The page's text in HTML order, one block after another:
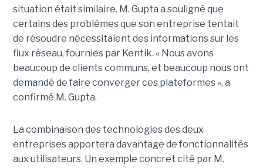
situation était similaire. M. Gupta a souligné que
certains des problèmes que son entreprise tentait
de résoudre nécessitaient des informations sur les
flux réseau, fournies par Kentik. « Nous avons
beaucoup de clients communs, et beaucoup nous ont
demandé de faire converger ces plateformes », a
confirmé M. Gupta.
La combinaison des technologies des deux
entreprises apportera davantage de fonctionnalités
aux utilisateurs. Un exemple concret cité par M.